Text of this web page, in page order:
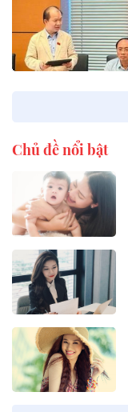
Chủ đề nổi bật